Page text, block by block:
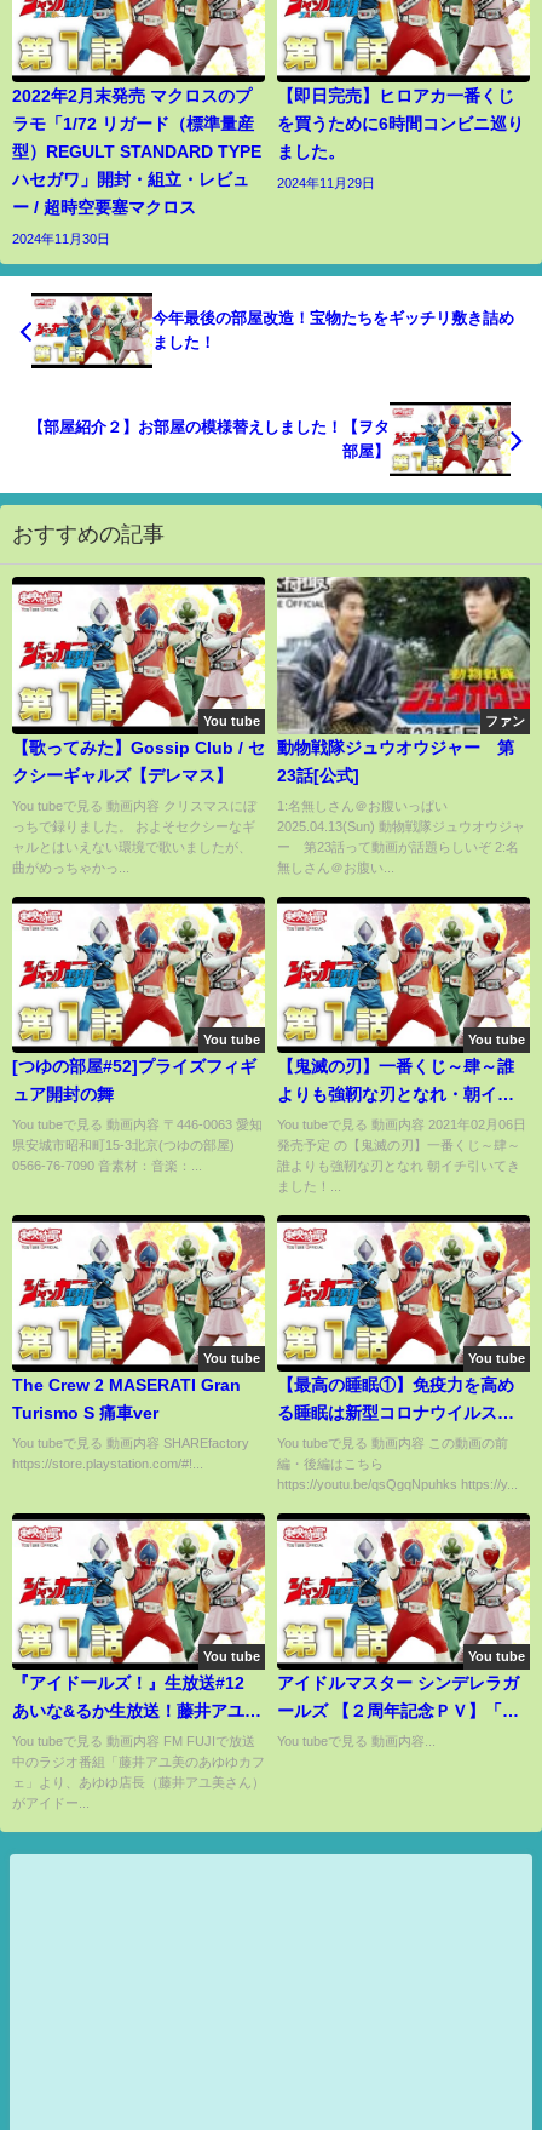
2022年2月末発売 マクロスのプ
ラモ「1/72 リガード（標準量産
型）REGULT STANDARD TYPE
ハセガワ」開封・組立・レビュ
ー / 超時空要塞マクロス
2024年11月30日
【即日完売】ヒロアカ一番くじ
を買うために6時間コンビニ巡り
ました。
2024年11月29日
今年最後の部屋改造！宝物たちをギッチリ敷き詰め
ました！
【部屋紹介２】お部屋の模様替えしました！【ヲタ
部屋】
おすすめの記事
You tube
【歌ってみた】Gossip Club / セ
クシーギャルズ【デレマス】
You tubeで見る 動画内容 クリスマスにぼ
っちで録りました。 およそセクシーなギ
ャルとはいえない環境で歌いましたが、
曲がめっちゃかっ...
ファン
動物戦隊ジュウオウジャー 第
23話[公式]
1:名無しさん＠お腹いっぱい
2025.04.13(Sun) 動物戦隊ジュウオウジャ
ー 第23話って動画が話題らしいぞ 2:名
無しさん＠お腹い...
You tube
[つゆの部屋#52]プライズフィギ
ュア開封の舞
You tubeで見る 動画内容 〒446-0063 愛知
県安城市昭和町15-3北京(つゆの部屋)
0566-76-7090 音素材：音楽：...
You tube
【鬼滅の刃】一番くじ～肆～誰
よりも強靭な刃となれ・朝イチ
並んで引いてきました！なんと
かC賞GET！
You tubeで見る 動画内容 2021年02月06日
発売予定 の【鬼滅の刃】一番くじ～肆～
誰よりも強靭な刃となれ 朝イチ引いてき
ました！...
You tube
The Crew 2 MASERATI Gran
Turismo S 痛車ver
You tubeで見る 動画内容 SHAREfactory™
https://store.playstation.com/#!...
You tube
【最高の睡眠①】免疫力を高め
る睡眠は新型コロナウイルス感
染の防御策
You tubeで見る 動画内容 この動画の前
編・後編はこちら
https://youtu.be/qsQgqNpuhks https://y...
You tube
『アイドールズ！』生放送#12
あいな&るか生放送！藤井アユ美
さんをゲストにマリパで遊ぼ
う！
You tubeで見る 動画内容 FM FUJIで放送
中のラジオ番組「藤井アユ美のあゆゆカフ
ェ」より、あゆゆ店長（藤井アユ美さん）
がアイドー...
You tube
アイドルマスター シンデレラガ
ールズ 【２周年記念ＰＶ】「お
願い！シンデレラ」
You tubeで見る 動画内容...